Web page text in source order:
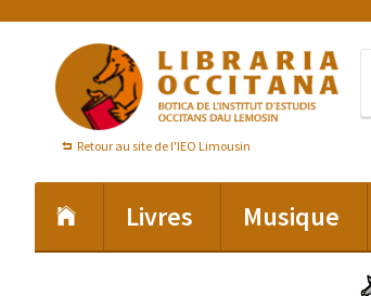
navigation
principale
contenu
principal
Retour au site de l'IEO Limousin
Livres Musique